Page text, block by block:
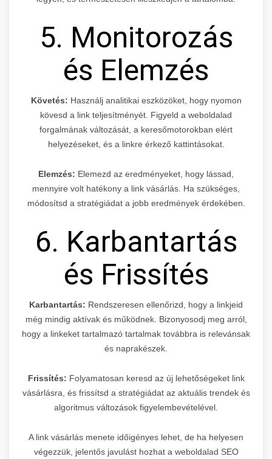
5. Monitorozás
és Elemzés
Követés: Használj analitikai eszközöket, hogy nyomon
kövesd a link teljesítményét. Figyeld a weboldalad
forgalmának változását, a keresőmotorokban elért
helyezéseket, és a linkre érkező kattintásokat.
Elemzés: Elemezd az eredményeket, hogy lássad,
mennyire volt hatékony a link vásárlás. Ha szükséges,
módosítsd a stratégiádat a jobb eredmények érdekében.
6. Karbantartás
és Frissítés
Karbantartás: Rendszeresen ellenőrizd, hogy a linkjeid
még mindig aktívak és működnek. Bizonyosodj meg arról,
hogy a linkeket tartalmazó tartalmak továbbra is relevánsak
és naprakészek.
Frissítés: Folyamatosan keresd az új lehetőségeket link
vásárlásra, és frissítsd a stratégiádat az aktuális trendek és
algoritmus változások figyelembevételével.
A link vásárlás menete időigényes lehet, de ha helyesen
végezzük, jelentős javulást hozhat a weboldalad SEO